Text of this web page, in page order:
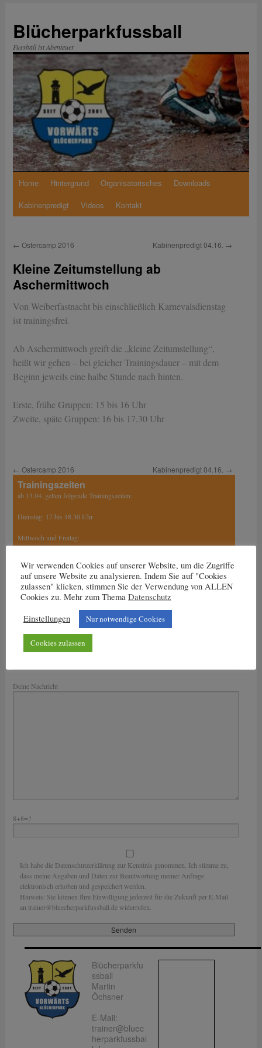
springen
Blücherparkfussball
Fussball ist Abenteuer
Home Hintergrund Organisatorisches
Downloads
Kabinenpredigt
Videos Kontakt
← Ostercamp 2016 Kabinenpredigt 04.16. →
Kleine Zeitumstellung ab
Aschermittwoch
Von Weiberfastnacht bis einschließlich Karnevalsdienstag
ist trainingsfrei.
Ab Aschermittwoch greift die „kleine Zeitumstellung“,
heißt wir gehen – bei gleicher Trainingsdauer – mit dem
Beginn jeweils eine halbe Stunde nach hinten.
Erste, frühe Gruppen: 15 bis 16 Uhr
Zweite, späte Gruppen: 16 bis 17.30 Uhr
← Ostercamp 2016 Kabinenpredigt 04.16. →
Trainingszeiten
ab 13.04. gelten folgende Trainingszeiten:
Dienstag: 17 bis 18.30 Uhr
Mittwoch und Freitag:
15.30 Uhr bis 17 Uhr
Nachricht an den Trainer
Deine E-Mail-Adresse
Deine Nachricht
8+8=?
Ich habe die Datenschutzerklärung zur Kenntnis genommen. Ich stimme zu,
dass meine Angaben und Daten zur Beantwortung meiner Anfrage
elektronisch erhoben und gespeichert werden.
Hinweis: Sie können Ihre Einwilligung jederzeit für die Zukunft per E-Mail
an trainer@bluecherparkfussball.de widerrufen.
Blücherparkfu
ssball
Martin
Öchsner
E-Mail:
trainer@bluec
herparkfussbal
Wir verwenden Cookies auf unserer Website, um die Zugriffe
auf unsere Website zu analysieren. Indem Sie auf "Cookies
zulassen" klicken, stimmen Sie der Verwendung von ALLEN
Cookies zu. Mehr zum Thema Datenschutz
Einstellungen
Nur notwendige Cookies
Cookies zulassen